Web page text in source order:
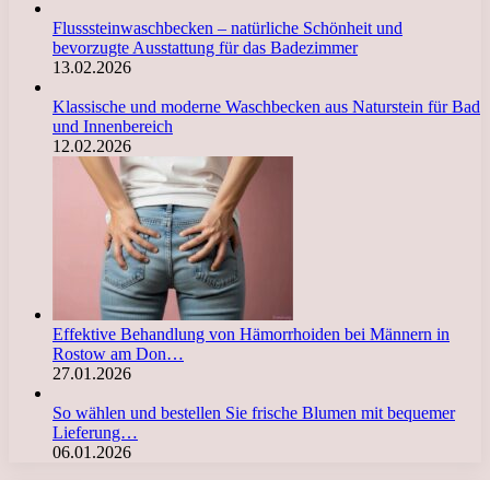
Flusssteinwaschbecken – natürliche Schönheit und
bevorzugte Ausstattung für das Badezimmer
13.02.2026
Klassische und moderne Waschbecken aus Naturstein für Bad
und Innenbereich
12.02.2026
Effektive Behandlung von Hämorrhoiden bei Männern in
Rostow am Don…
27.01.2026
So wählen und bestellen Sie frische Blumen mit bequemer
Lieferung…
06.01.2026